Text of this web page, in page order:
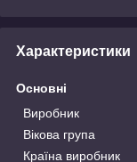
Характеристики
Основні
Виробник
Вікова група
Країна виробник